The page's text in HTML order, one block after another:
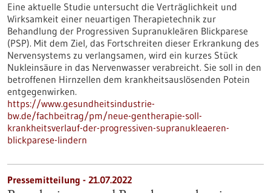
Eine aktuelle Studie untersucht die Verträglichkeit und
Wirksamkeit einer neuartigen Therapietechnik zur
Behandlung der Progressiven Supranukleären Blickparese
(PSP). Mit dem Ziel, das Fortschreiten dieser Erkrankung des
Nervensystems zu verlangsamen, wird ein kurzes Stück
Nukleinsäure in das Nervenwasser verabreicht. Sie soll in den
betroffenen Hirnzellen dem krankheitsauslösenden Potein
entgegenwirken.
https://www.gesundheitsindustrie-
bw.de/fachbeitrag/pm/neue-gentherapie-soll-
krankheitsverlauf-der-progressiven-supranukleaeren-
blickparese-lindern
Pressemitteilung - 21.07.2022